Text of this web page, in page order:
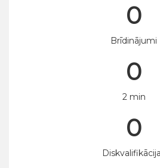
0
Brīdinājumi
0
2 min
0